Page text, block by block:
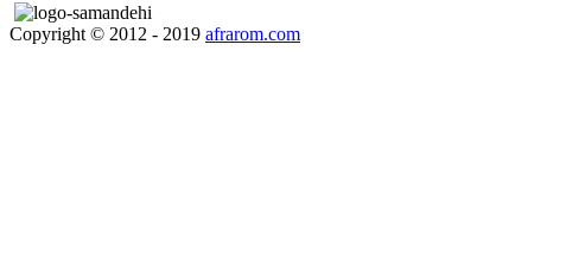
Copyright © 2012 - 2019 afrarom.com